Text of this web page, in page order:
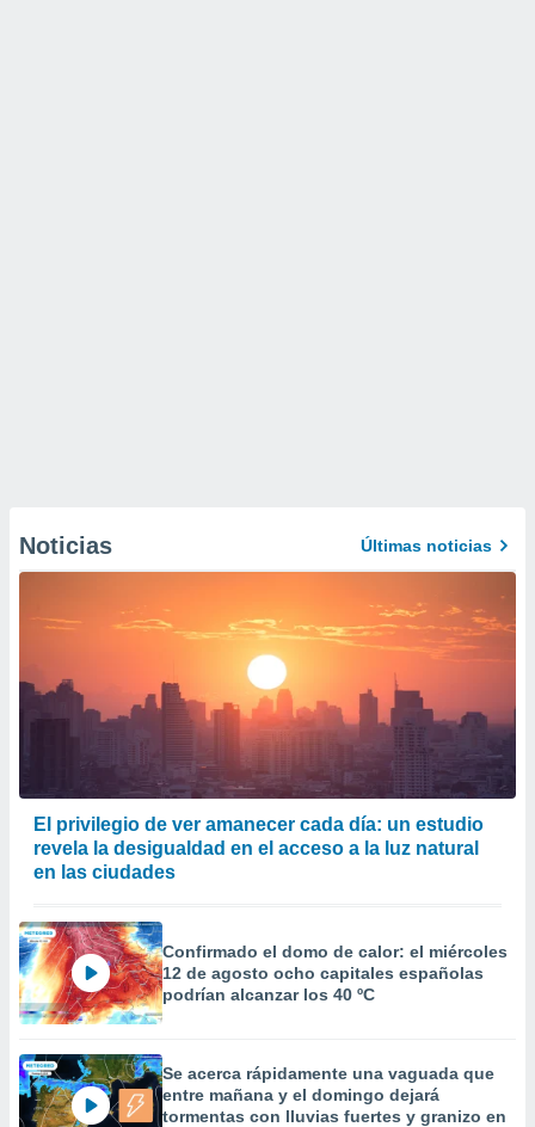
Noticias Últimas noticias
El privilegio de ver amanecer cada día: un estudio
revela la desigualdad en el acceso a la luz natural
en las ciudades
Confirmado el domo de calor: el miércoles
12 de agosto ocho capitales españolas
podrían alcanzar los 40 ºC
Se acerca rápidamente una vaguada que
entre mañana y el domingo dejará
tormentas con lluvias fuertes y granizo en